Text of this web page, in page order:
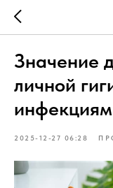
Значение
личной
2025-12-27 06:28